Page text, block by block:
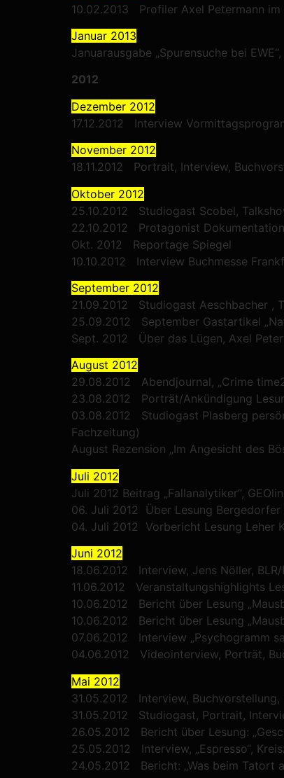
10.02.2013 Profiler Axel Petermann
Januar 2013
Januarausgabe „Spurensuche bei
2012
Dezember 2012
17.12.2012 Interview
November 2012
18.11.2012 Portrait, Interview,
Oktober 2012
25.10.2012 Studiogast Scobel,
22.10.2012 Protagonist Dokumentation
Okt. 2012 Reportage Spiegel
10.10.2012 Interview Buchmesse
September 2012
21.09.2012 Studiogast Aeschbacher ,
25.09.2012 September Gastartikel
Sept. 2012 Über das Lügen, Axel
August 2012
29.08.2012 Abendjournal, „Crime
23.08.2012 Porträt/Ankündigung
03.08.2012 Studiogast Plasberg
Fachzeitung)
August Rezension „Im Angesicht des
Juli 2012
Juli 2012 Beitrag „Fallanalytiker“,
06. Juli 2012 Über Lesung
04. Juli 2012 Vorbericht Lesung Leher
Juni 2012
18.06.2012 Interview, Jens Nöller,
11.06.2012 Veranstaltungshighlights
10.06.2012 Bericht über Lesung
10.06.2012 Bericht über Lesung
07.06.2012 Interview „Psychogramm
04.06.2012 Videointerview, Porträt,
Mai 2012
31.05.2012 Interview, Buchvorstellung,
31.05.2012 Studiogast, Portrait,
26.05.2012 Bericht über Lesung:
25.05.2012 Interview, „Espresso“,
24.05.2012 Bericht: „Was beim Tatort